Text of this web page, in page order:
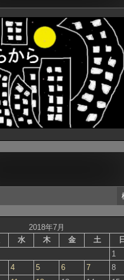
2018年7月
水 木 金 土 日
1
4 5 6 7
8